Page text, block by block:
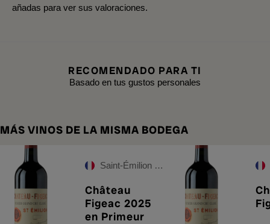
añadas para ver sus valoraciones.
RECOMENDADO PARA TI
Basado en tus gustos personales
MÁS VINOS DE LA MISMA BODEGA
Saint-Émilion Grand Cru
Château
Figeac 2025
en Primeur